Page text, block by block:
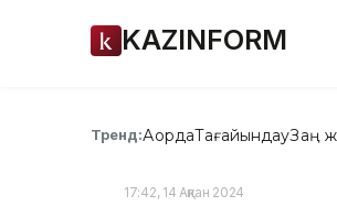
KAZINFORM
Тренд:АқордаТағайындауЗаң
17:42, 14 Ақпан 2024